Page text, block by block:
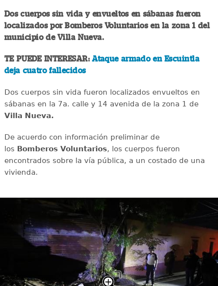
Dos cuerpos sin vida y envueltos en sábanas fueron
localizados por Bomberos Voluntarios en la zona 1 del
municipio de Villa Nueva.
TE PUEDE INTERESAR:Ataque armado en Escuintla
deja cuatro fallecidos
Dos cuerpos sin vida fueron localizados envueltos en
sábanas en la 7a. calle y 14 avenida de la zona 1 de
Villa Nueva.
De acuerdo con información preliminar de
los Bomberos Voluntarios, los cuerpos fueron
encontrados sobre la vía pública, a un costado de una
vivienda.